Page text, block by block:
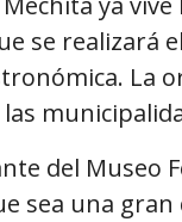
se realizará el
La
del Museo
sea una